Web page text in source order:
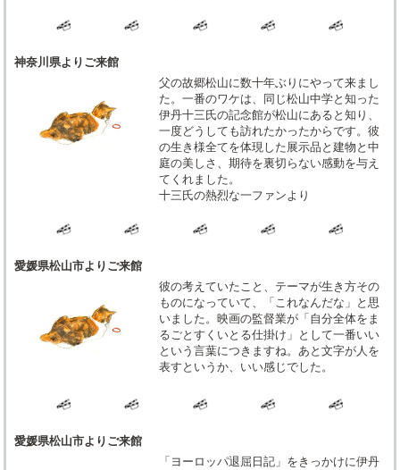
神奈川県よりご来館
父の故郷松山に数十年ぶりにやって来まし
た。一番のワケは、同じ松山中学と知った
伊丹十三氏の記念館が松山にあると知り、
一度どうしても訪れたかったからです。彼
の生き様全てを体現した展示品と建物と中
庭の美しさ、期待を裏切らない感動を与え
てくれました。
十三氏の熱烈な一ファンより
愛媛県松山市よりご来館
彼の考えていたこと、テーマが生き方その
ものになっていて、「これなんだな」と思
いました。映画の監督業が「自分全体をま
るごとすくいとる仕掛け」として一番いい
という言葉につきますね。あと文字が人を
表すというか、いい感じでした。
愛媛県松山市よりご来館
「ヨーロッパ退屈日記」をきっかけに伊丹